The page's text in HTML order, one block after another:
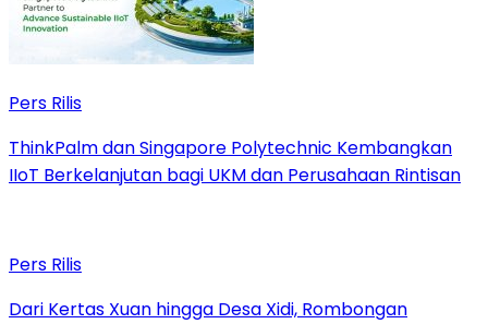
Pers Rilis
ThinkPalm dan Singapore Polytechnic Kembangkan
IIoT Berkelanjutan bagi UKM dan Perusahaan Rintisan
Pers Rilis
Dari Kertas Xuan hingga Desa Xidi, Rombongan